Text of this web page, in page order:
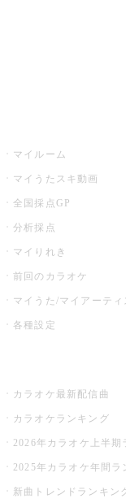
マイルーム
マイうたスキ動画
全国採点GP
分析採点
マイりれき
前回のカラオケ
マイうた/マイアーティ
各種設定
カラオケ最新配信曲
カラオケランキング
2026年カラオケ上半期
2025年カラオケ年間ラ
新曲トレンドランキン